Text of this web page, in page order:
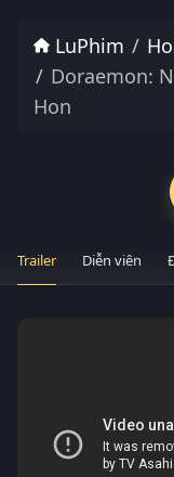
LuPhim
Doraemon:
Hon
Trailer Diễn viên